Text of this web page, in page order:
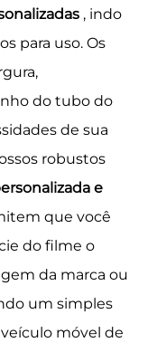
, indo
para uso. Os
do tubo do
de sua
robustos
e
que você
do filme o
da marca ou
um simples
móvel de